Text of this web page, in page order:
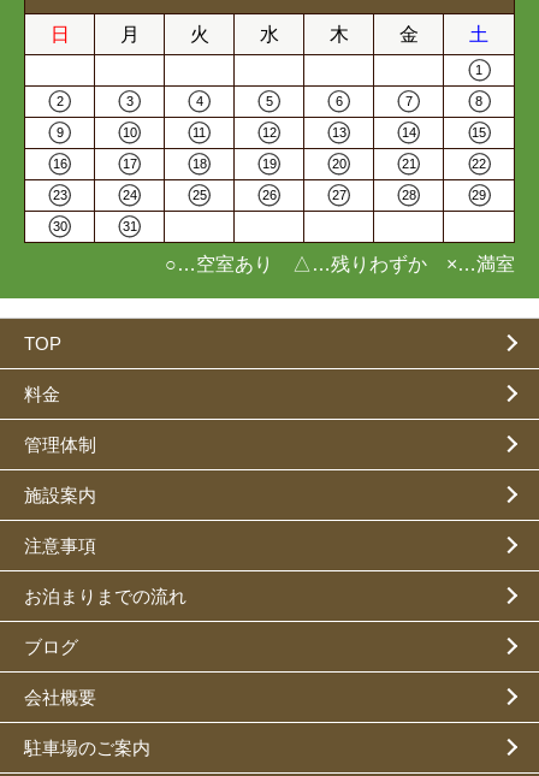
日 月 火 水 木 金 土
1
2 3 4 5 6 7 8
9 10 11 12 13 14 15
16 17 18 19 20 21 22
23 24 25 26 27 28 29
30 31
○…空室あり △…残りわずか ×…満室
TOP
料金
管理体制
施設案内
注意事項
お泊まりまでの流れ
ブログ
会社概要
駐車場のご案内